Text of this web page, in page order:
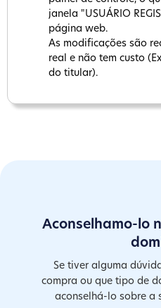
janela "USUÁRIO
página web.
As modificações são
real e não tem custo
do titular).
Aconselhamo-lo
Se tiver alguma
compra ou que tipo de
aconselhá-lo sobre a